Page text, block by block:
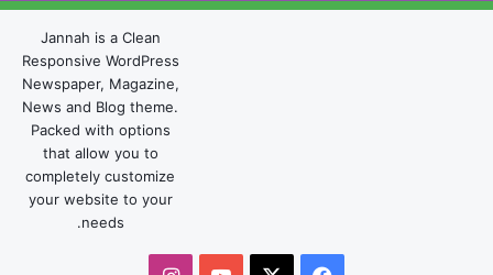
Jannah is a Clean
Responsive WordPress
Newspaper, Magazine,
News and Blog theme.
Packed with options
that allow you to
completely customize
your website to your
needs.